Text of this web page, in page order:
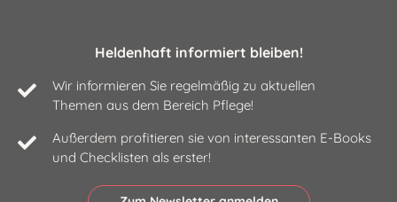
Heldenhaft informiert bleiben!
Wir informieren Sie regelmäßig zu aktuellen
Themen aus dem Bereich Pflege!
Außerdem profitieren sie von interessanten E-Books
und Checklisten als erster!